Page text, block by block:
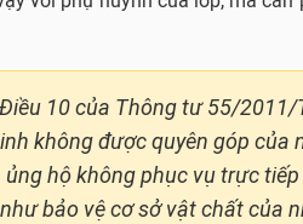
10 của Thông tư 55/2011/
không được quyên góp của
hộ không phục vụ trực
bảo vệ cơ sở vật chất của